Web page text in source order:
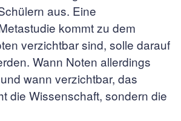
aus. Eine
kommt zu dem
verzichtbar sind, solle darauf
Wann Noten allerdings
wann verzichtbar, das
die Wissenschaft, sondern die